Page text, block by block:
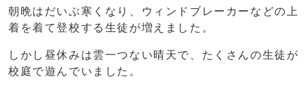
朝晩はだいぶ寒くなり、ウィンドブレーカーなどの上
着を着て登校する生徒が増えました。
しかし昼休みは雲一つない晴天で、たくさんの生徒が
校庭で遊んでいました。